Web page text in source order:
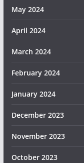
May 2024
April 2024
March 2024
February 2024
January 2024
December 2023
November 2023
October 2023